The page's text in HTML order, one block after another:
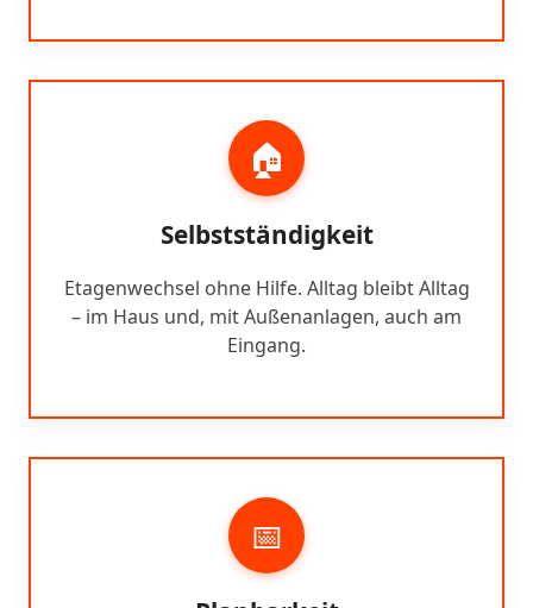
🏠
Selbstständigkeit
Etagenwechsel ohne Hilfe. Alltag bleibt Alltag
– im Haus und, mit Außenanlagen, auch am
Eingang.
📅